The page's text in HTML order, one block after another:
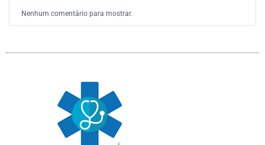
Nenhum comentário para mostrar.